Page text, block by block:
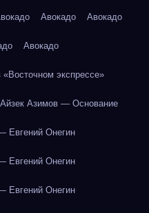
Авокадо Авокадо
Авокадо
экспрессе»
Айзек Азимов — Основание
Евгений Онегин
Евгений Онегин
Евгений Онегин